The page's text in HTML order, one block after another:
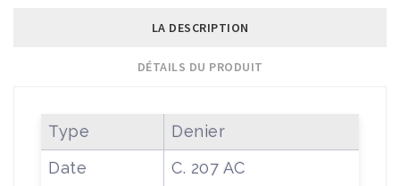
LA DESCRIPTION
DÉTAILS DU PRODUIT
Type
Denier
Date
C. 207 AC